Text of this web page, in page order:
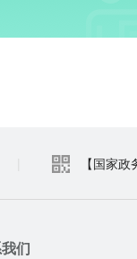
【国家
们